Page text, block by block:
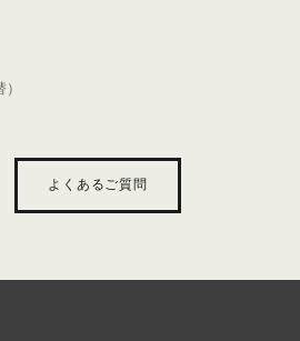
よくあるご質問